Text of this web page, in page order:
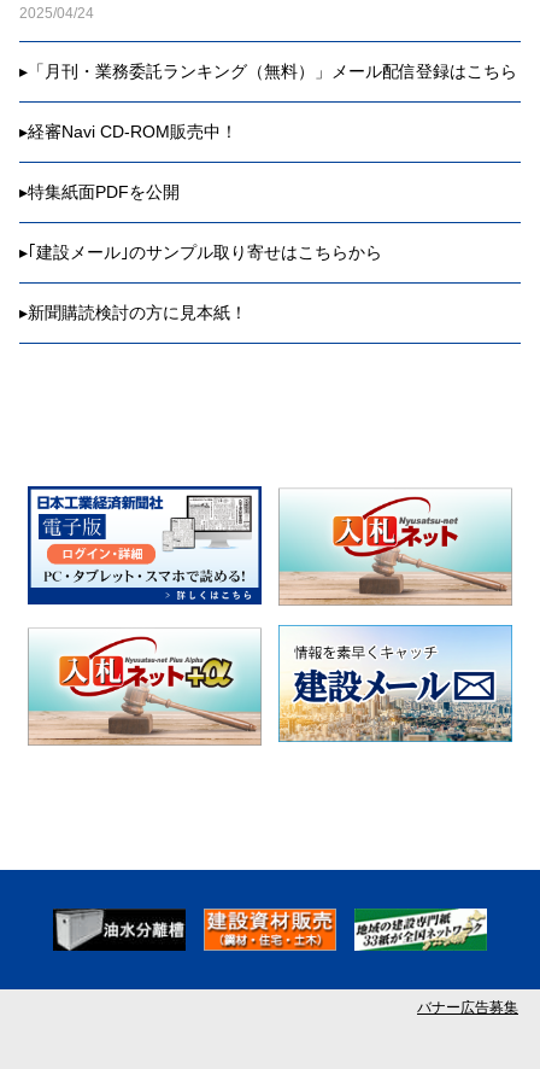
2025/04/24
▸ 「月刊・業務委託ランキング（無料）」メール配信登録はこちら
▸経審Navi CD-ROM販売中！
▸特集紙面PDFを公開
▸ ｢建設メール｣のサンプル取り寄せはこちらから
▸新聞購読検討の方に見本紙！
バナー広告募集